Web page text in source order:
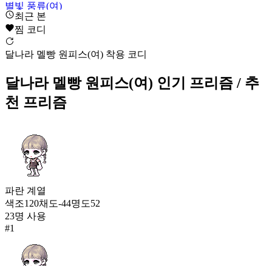
별빛 풍류(여)
2,105
35
달빛 루즈 자켓(여)
아이스 바니 보이(남)
2,022
달나라 멜빵 원피스(여)
2,016
잿빛 도시의 빛(여)
1,941
39
1,935
최근 본
찜 코디
달나라 멜빵 원피스(여) 착용 코디
달나라 멜빵 원피스(여) 인기 프리즘 / 추
천 프리즘
파란 계열
색조120채도-44명도52
23명 사용
#1